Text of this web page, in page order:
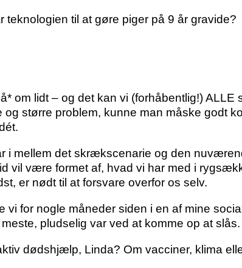
teknologien til at gøre piger på 9 år gravide?
om lidt – og det kan vi (forhåbentlig!)
og større problem, kunne man måske godt
i mellem det skrækscenarie og den
vil være formet af, hvad vi har med i
er nødt til at forsvare overfor os selv.
vi for nogle måneder siden i en af mine
pludselig var ved at komme op at slås.
dødshjælp, Linda? Om vacciner, klima